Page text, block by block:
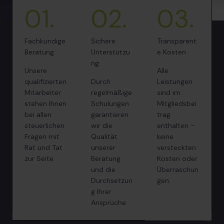
01.
Fachkundige
Beratung
Unsere
qualifizierten
Mitarbeiter
stehen Ihnen
bei allen
steuerlichen
Fragen mit
Rat und Tat
zur Seite.
02.
Sichere
Unterstützu
ng
Durch
regelmäßige
Schulungen
garantieren
wir die
Qualität
unserer
Beratung
und die
Durchsetzun
g Ihrer
Ansprüche.
03.
Transparent
e Kosten
Alle
Leistungen
sind im
Mitgliedsbei
trag
enthalten –
keine
versteckten
Kosten oder
Überraschun
gen.